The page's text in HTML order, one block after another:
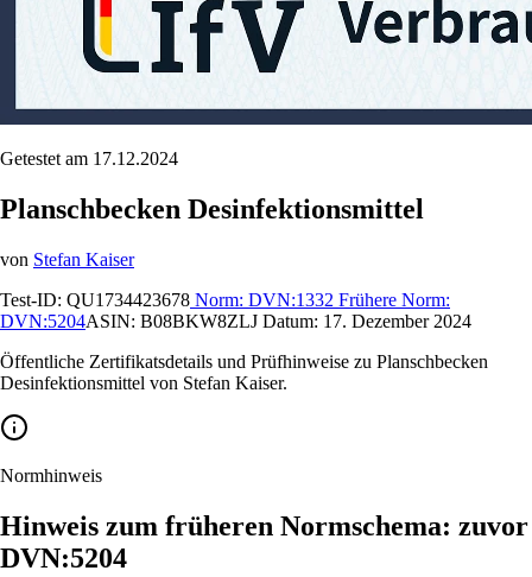
Getestet am 17.12.2024
Planschbecken Desinfektionsmittel
von Stefan Kaiser
Test-ID: QU1734423678 Norm: DVN:1332 Frühere Norm:
DVN:5204ASIN: B08BKW8ZLJ Datum: 17. Dezember 2024
Öffentliche Zertifikatsdetails und Prüfhinweise zu Planschbecken
Desinfektionsmittel von Stefan Kaiser.
Normhinweis
Hinweis zum früheren Normschema: zuvor
DVN:5204